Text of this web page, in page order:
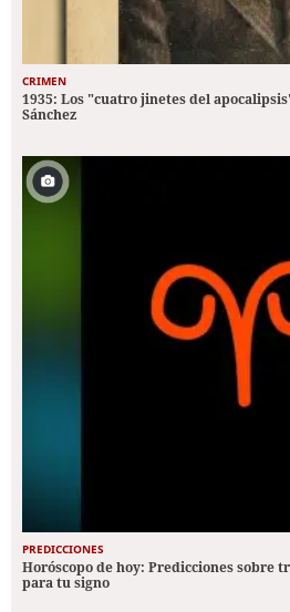
CRIMEN
1935: Los "cuatro jinetes del
Sánchez
PREDICCIONES
Horóscopo de hoy: Predicciones sobre
para tu signo